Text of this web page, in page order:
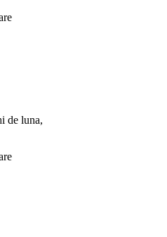
de luna,